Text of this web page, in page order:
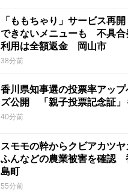
「ももちゃり」サービス再
できないメニューも 不具合
利用は全額返金 岡山市
38分前
香川県知事選の投票率アップ
ズ公開 「親子投票記念証」
40分前
スモモの幹からクビアカツ
ふんなどの農業被害を確認
島町
55分前